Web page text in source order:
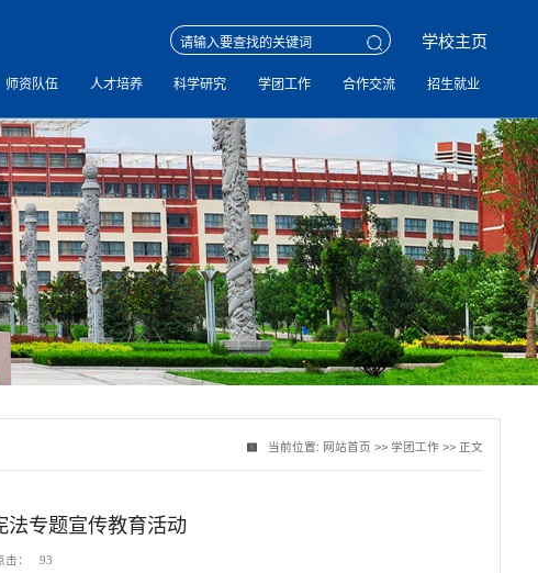
学校主页
师资队伍 人才培养 科学研究 学团工作 合作交流 招生就业
当前位置: 网站首页 >>学团工作 >> 正文
专题宣传教育活动
击： 93